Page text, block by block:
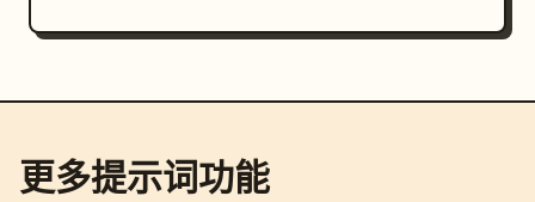
更多提示词功能